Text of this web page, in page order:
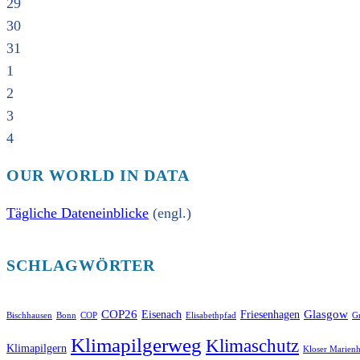
30
31
1
2
3
4
OUR WORLD IN DATA
Tägliche Dateneinblicke (engl.)
SCHLAGWÖRTER
Bischhausen Bonn COP COP26 Eisenach Elisabethpfad Friesenhagen Glasgow
Klimapilgern Klimapilgerweg Klimaschutz Kloser